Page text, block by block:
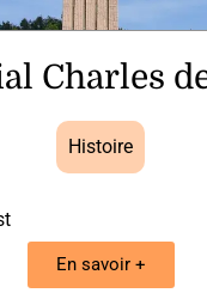
Charles
Histoire
En savoir +